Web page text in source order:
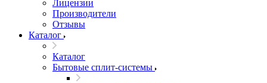
Лицензии
Производители
Отзывы
Каталог
Каталог
Бытовые сплит-системы